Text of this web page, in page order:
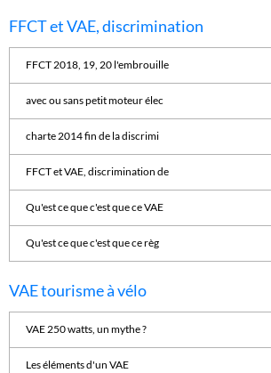
FFCT et VAE, discrimination
FFCT 2018, 19, 20 l'embrouille
avec ou sans petit moteur élec
charte 2014 fin de la discrimi
FFCT et VAE, discrimination de
Qu'est ce que c'est que ce VAE
Qu'est ce que c'est que ce règ
VAE tourisme à vélo
VAE 250 watts, un mythe ?
Les éléments d'un VAE